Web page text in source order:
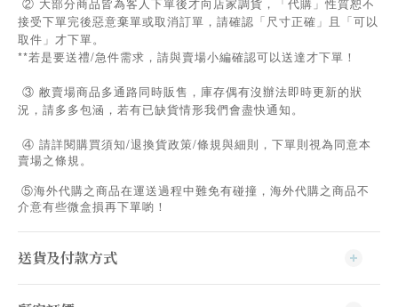
接受下單完後惡意棄單或取消訂單，請確認「尺寸正確」且「可以
取件」才下單。
**若是要送禮/急件需求，請與賣場小編確認可以送達才下單！
③ 敝賣場商品多通路同時販售，庫存偶有沒辦法即時更新的狀
況，請多多包涵，若有已缺貨情形我們會盡快通知。
④ 請詳閱購買須知/退換貨政策/條規與細則，下單則視為同意本
賣場之條規。
⑤海外代購之商品在運送過程中難免有碰撞，海外代購之商品不
介意有些微盒損再下單喲！
送貨及付款方式